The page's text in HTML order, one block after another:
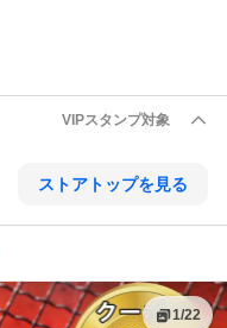
VIPスタンプ対象
ストアトップを見る
1/22